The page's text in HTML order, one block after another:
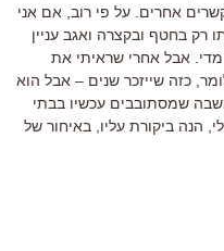
אחרים. על פי רוב, אם אני
רק בחטף ובקצרה ואגב עניין
מדי. אבל אחרי שראיתי את
כזה שייזכר שנים – אבל הוא
שמסתובבים עכשיו בבתי
הנה ביקורת עליו, באיחור של